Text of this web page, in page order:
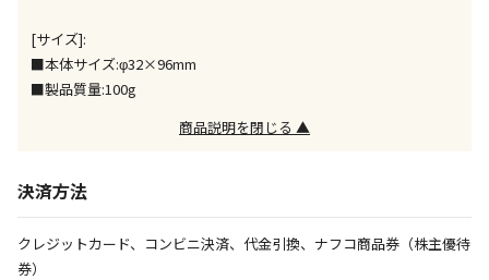
※「宅配・店舗受取」「宅配のみ」マークの商品のみ
同時購入が可能です
午前9時までのご注文確定した商品については、当日に
出荷いたします。
[サイズ]:
■本体サイズ:φ32×96mm
■製品質量:100g
商品説明を閉じる ▲
決済方法
クレジットカード、コンビニ決済、代金引換、ナフコ商品券（株主優待
券）